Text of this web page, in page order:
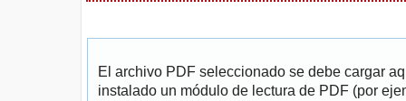
El archivo PDF seleccionado se debe cargar
instalado un módulo de lectura de PDF (por